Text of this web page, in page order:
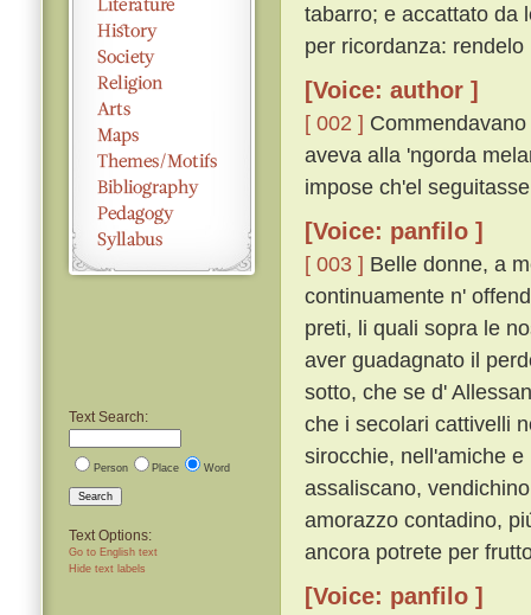
Text Search:
Person Place Word
Search
Text Options:
Go to English text
Hide text labels
tabarro; e accattato da
per ricordanza:
[Voice: author ]
[ 002 ]
aveva alla 'ngorda
impose ch'el
[Voice: panfilo ]
[ 003 ] Belle donne, a
continuamente n'
preti, li quali sopra le
aver guadagnato il
sotto, che se d'
che i secolari cattivelli
sirocchie, nell'amiche
assaliscano,
amorazzo contadino,
ancora potrete per
[Voice: panfilo ]